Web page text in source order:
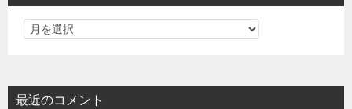
最近のコメント